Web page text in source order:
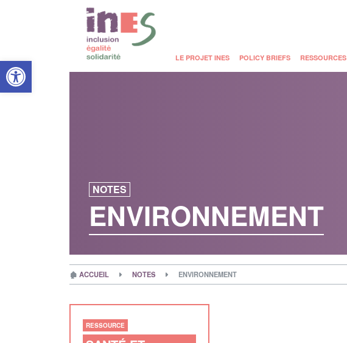
Open toolbar LE PROJET INES POLICY BRIEFS RESSOURCES
NOTES
ENVIRONNEMENT
🏚 ACCUEIL NOTES ENVIRONNEMENT
RESSOURCE